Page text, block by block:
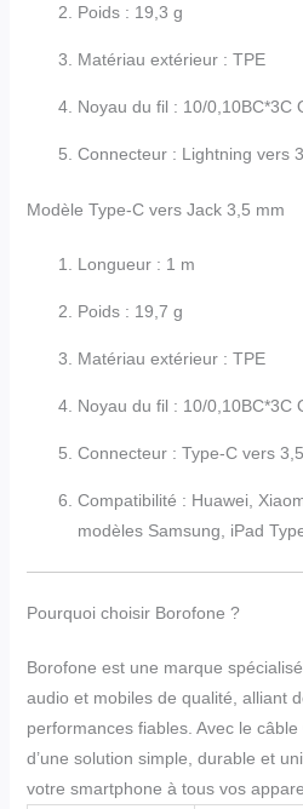
Poids : 19,3 g
Matériau extérieur : TPE
Noyau du fil : 10/0,10BC*3C
Connecteur : Lightning vers
Modèle Type-C vers Jack 3,5 mm
Longueur : 1 m
Poids : 19,7 g
Matériau extérieur : TPE
Noyau du fil : 10/0,10BC*3C
Connecteur : Type-C vers
Compatibilité : Huawei,
modèles Samsung, iPad
Pourquoi choisir Borofone ?
Borofone est une marque
audio et mobiles de qualité, alliant
performances fiables. Avec le câble
d’une solution simple, durable et
votre smartphone à tous vos